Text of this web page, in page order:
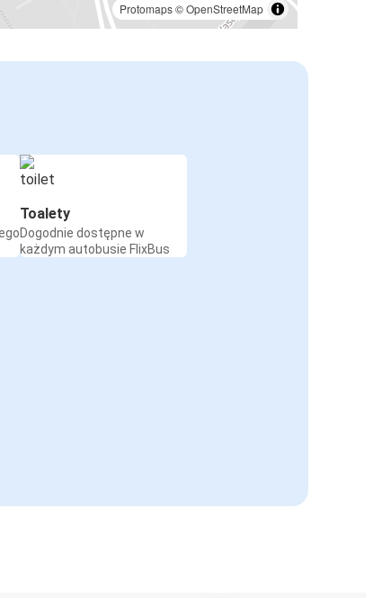
Protomaps©OpenStreetMap
Toalety
Dogodnie dostępne w
każdym autobusie FlixBus